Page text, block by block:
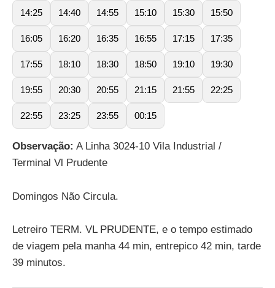
14:25 14:40 14:55 15:10 15:30 15:50
16:05 16:20 16:35 16:55 17:15 17:35
17:55 18:10 18:30 18:50 19:10 19:30
19:55 20:30 20:55 21:15 21:55 22:25
22:55 23:25 23:55 00:15
Observação: A Linha 3024-10 Vila Industrial /
Terminal Vl Prudente
Domingos Não Circula.
Letreiro TERM. VL PRUDENTE, e o tempo estimado
de viagem pela manha 44 min, entrepico 42 min, tarde
39 minutos.